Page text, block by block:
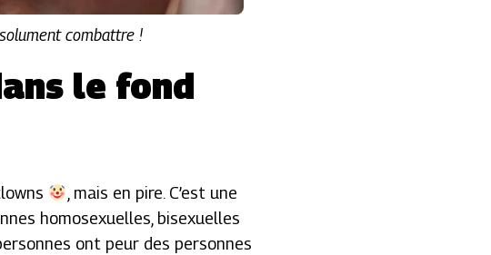
combattre !
le fond
, mais en pire. C’est une
homosexuelles, bisexuelles
ont peur des personnes